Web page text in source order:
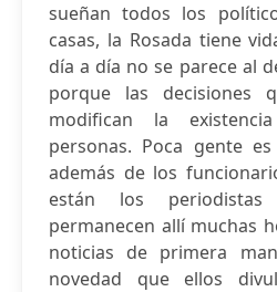
sueñan todos los
casas, la Rosada tiene
día a día no se parece al
porque las decisiones
modifican la
personas. Poca gente
además de los
están los periodistas
permanecen allí muchas
noticias de primera
novedad que ellos